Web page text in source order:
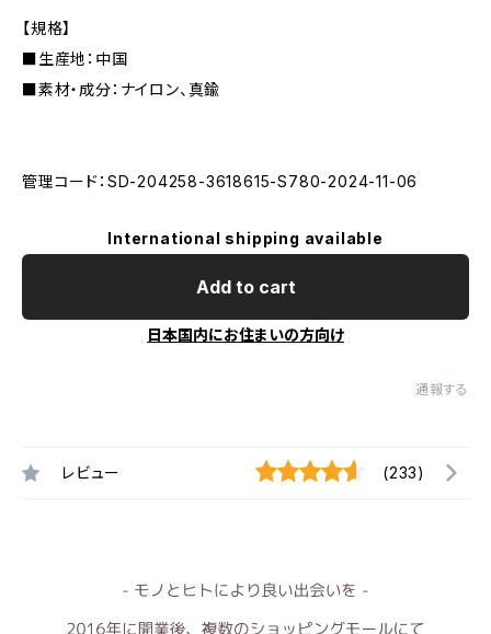
【規格】
■生産地：中国
■素材・成分：ナイロン、真鍮
管理コード：SD-204258-3618615-S780-2024-11-06
International shipping available
Add to cart
日本国内にお住まいの方向け
通報する
レビュー (233)